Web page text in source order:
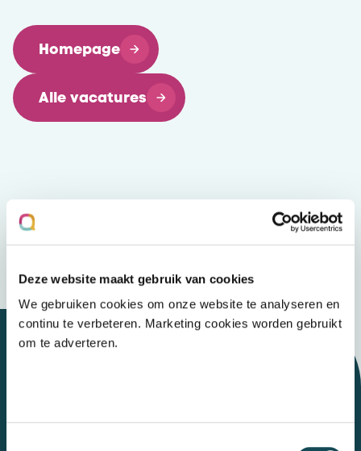
Deze website maakt gebruik van cookies
We gebruiken cookies om onze website te analyseren en
continu te verbeteren. Marketing cookies worden gebruikt
om te adverteren.
Homepage
Alle vacatures